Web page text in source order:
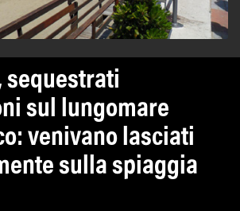
sequestrati
sul lungomare
venivano lasciati
sulla spiaggia